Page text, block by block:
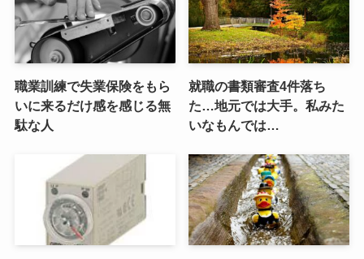
職業訓練で失業保険をもら
いに来るだけ感を感じる無
駄な人
就職の書類審査4件落ち
た…地元では大手。私みた
いなもんでは…